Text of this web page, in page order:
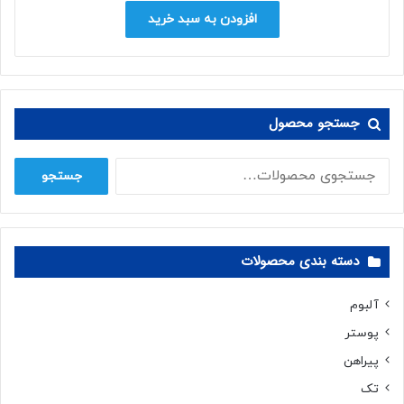
افزودن به سبد خرید
جستجو محصول
برای:
جستجو
دسته بندی محصولات
آلبوم
پوستر
پیراهن
تک